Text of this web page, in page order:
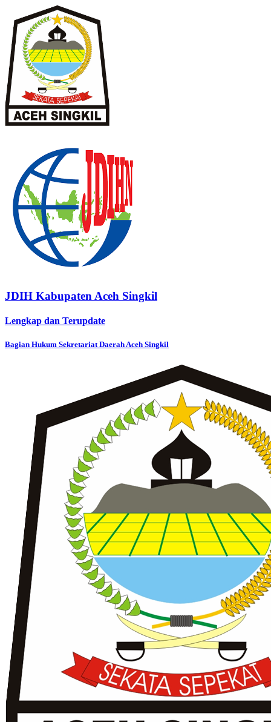
JDIH Kabupaten Aceh Singkil
Lengkap dan Terupdate
Bagian Hukum Sekretariat Daerah Aceh Singkil